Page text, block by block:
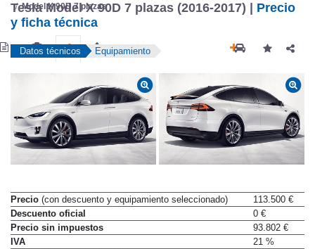
Model X 90D 7 plazas
Tesla Model X 90D 7 plazas (2016-2017) | Precio
y ficha técnica
Datos técnicos Equipamiento
Precio (con descuento y equipamiento seleccionado)
113.500 €
Descuento oficial
0 €
Precio sin impuestos
93.802 €
IVA
21 %